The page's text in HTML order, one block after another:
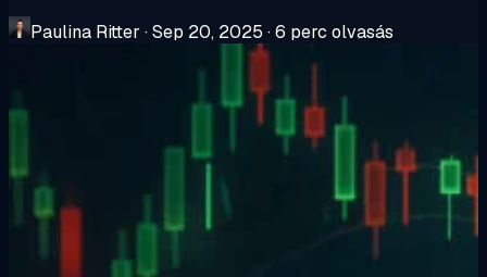
Paulina Ritter ·Sep 20, 2025 ·6 perc olvasás